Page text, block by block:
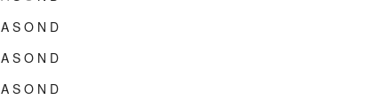
A S O N D
A S O N D
A S O N D